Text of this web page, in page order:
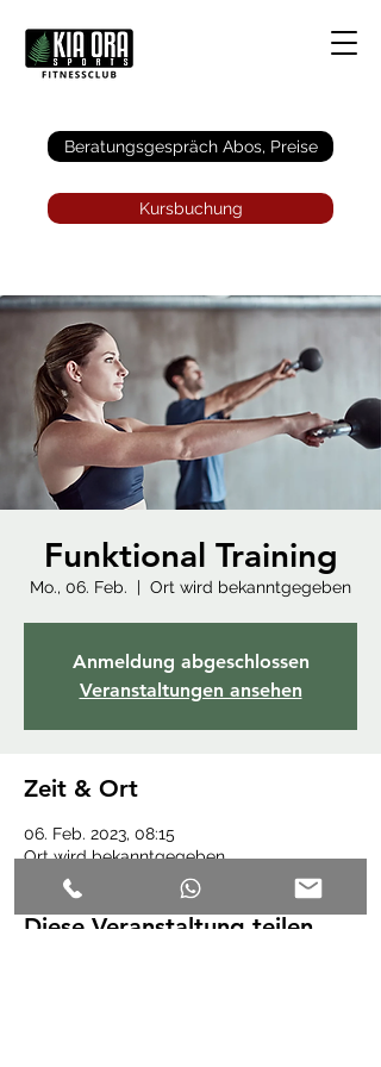
Beratungsgespräch Abos, Preise
Kursbuchung
Funktional Training
Mo., 06. Feb.
  |
Ort wird bekanntgegeben
Anmeldung abgeschlossen
Veranstaltungen ansehen
Zeit & Ort
06. Feb. 2023, 08:15
Ort wird bekanntgegeben
Diese Veranstaltung teilen